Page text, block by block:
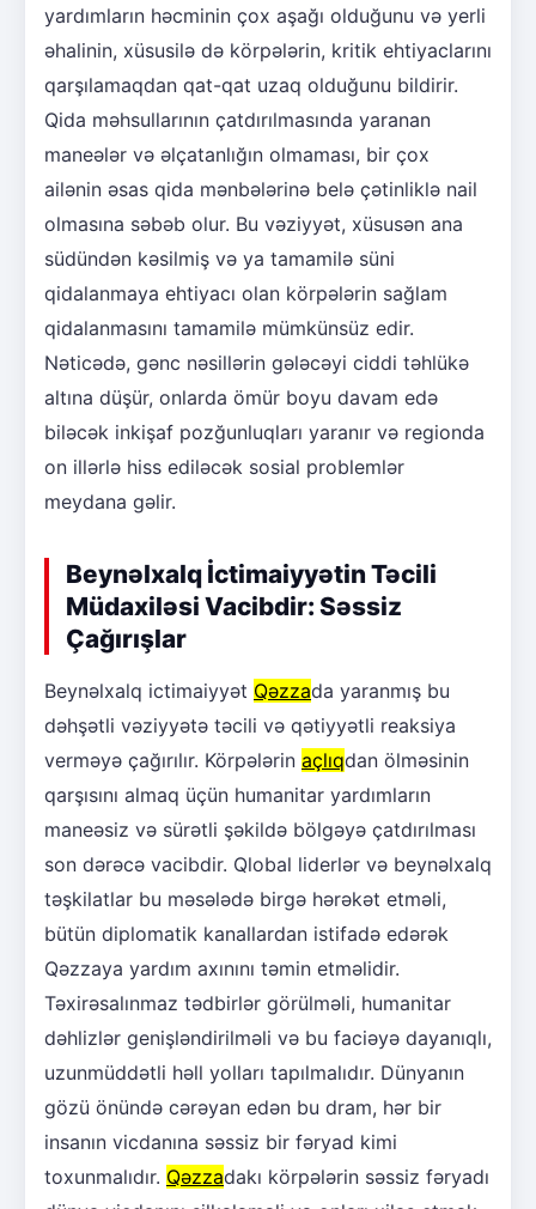
yardımların həcminin çox aşağı olduğunu və yerli
əhalinin, xüsusilə də körpələrin, kritik ehtiyaclarını
qarşılamaqdan qat-qat uzaq olduğunu bildirir.
Qida məhsullarının çatdırılmasında yaranan
maneələr və əlçatanlığın olmaması, bir çox
ailənin əsas qida mənbələrinə belə çətinliklə nail
olmasına səbəb olur. Bu vəziyyət, xüsusən ana
südündən kəsilmiş və ya tamamilə süni
qidalanmaya ehtiyacı olan körpələrin sağlam
qidalanmasını tamamilə mümkünsüz edir.
Nəticədə, gənc nəsillərin gələcəyi ciddi təhlükə
altına düşür, onlarda ömür boyu davam edə
biləcək inkişaf pozğunluqları yaranır və regionda
on illərlə hiss ediləcək sosial problemlər
meydana gəlir.
Beynəlxalq İctimaiyyətin Təcili
Müdaxiləsi Vacibdir: Səssiz
Çağırışlar
Beynəlxalq ictimaiyyət Qəzzada yaranmış bu
dəhşətli vəziyyətə təcili və qətiyyətli reaksiya
verməyə çağırılır. Körpələrin açlıqdan ölməsinin
qarşısını almaq üçün humanitar yardımların
maneəsiz və sürətli şəkildə bölgəyə çatdırılması
son dərəcə vacibdir. Qlobal liderlər və beynəlxalq
təşkilatlar bu məsələdə birgə hərəkət etməli,
bütün diplomatik kanallardan istifadə edərək
Qəzzaya yardım axınını təmin etməlidir.
Təxirəsalınmaz tədbirlər görülməli, humanitar
dəhlizlər genişləndirilməli və bu faciəyə dayanıqlı,
uzunmüddətli həll yolları tapılmalıdır. Dünyanın
gözü önündə cərəyan edən bu dram, hər bir
insanın vicdanına səssiz bir fəryad kimi
toxunmalıdır. Qəzzadakı körpələrin səssiz fəryadı